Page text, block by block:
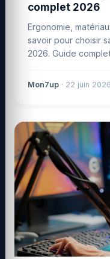
complet 2026
Ergonomie,
savoir pour choisir
2026. Guide
Mon7up · 22 juin 2026